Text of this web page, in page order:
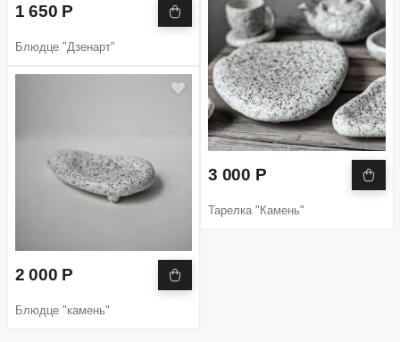
1 650 Р
Блюдце "Дзенарт"
2 000 Р
Блюдце "камень"
3 000 Р
Тарелка "Камень"